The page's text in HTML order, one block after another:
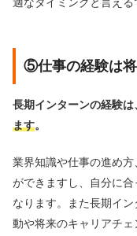
⑤仕事の経験は
長期インターンの経験は
ます。
業界知識や仕事の進め
ができますし、自分に
なります。また長期イ
動や将来のキャリアチェ